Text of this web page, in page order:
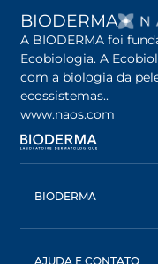
BIODERMA
A BIODERMA foi
Ecobiologia. A
com a biologia da
ecossistemas..
www.naos.com
abre
BIODERMA
Águas Micelares
AJUDA E CONTATO